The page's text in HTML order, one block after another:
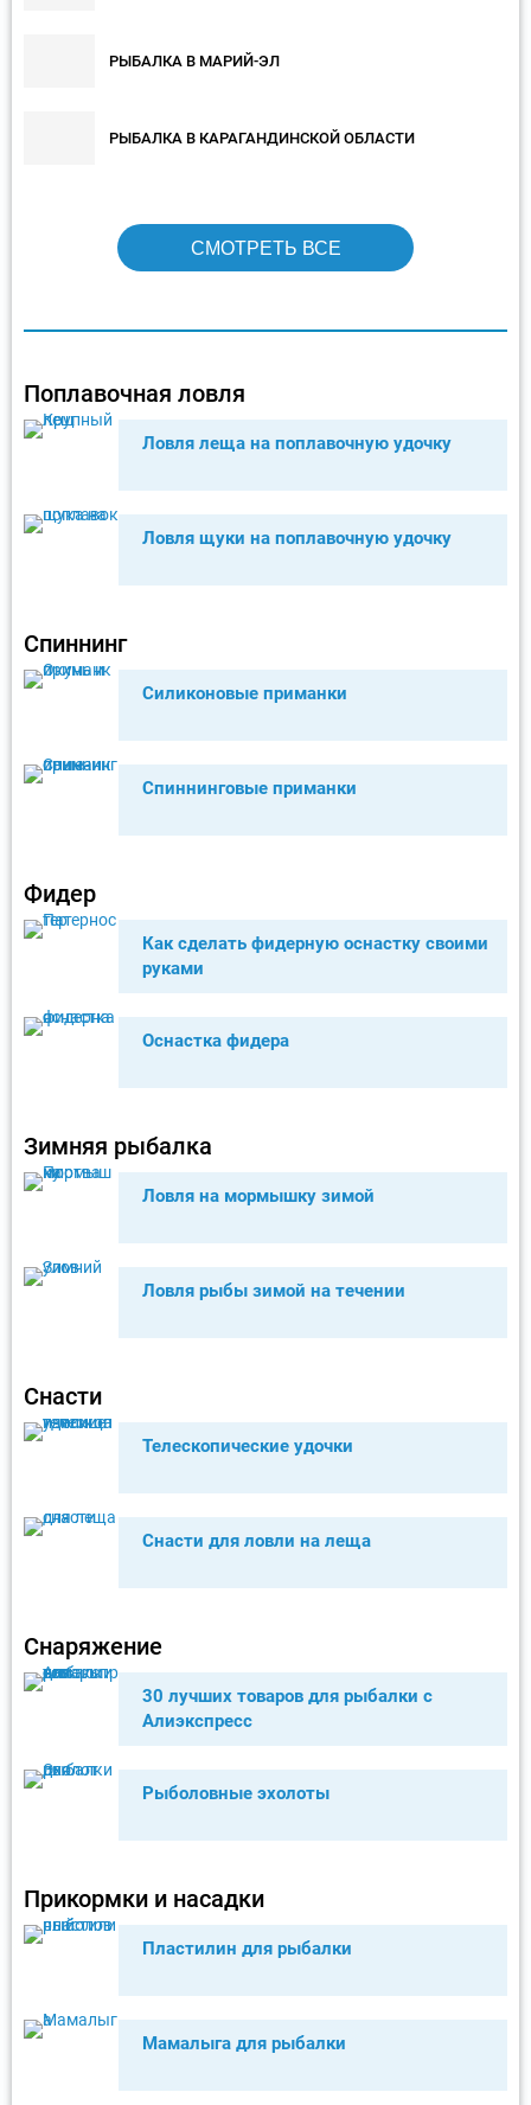
РЫБАЛКА В МАРИЙ-ЭЛ
РЫБАЛКА В КАРАГАНДИНСКОЙ ОБЛАСТИ
СМОТРЕТЬ ВСЕ
Поплавочная ловля
Ловля леща на поплавочную удочку
Ловля щуки на поплавочную удочку
Спиннинг
Силиконовые приманки
Спиннинговые приманки
Фидер
Как сделать фидерную оснастку своими
руками
Оснастка фидера
Зимняя рыбалка
Ловля на мормышку зимой
Ловля рыбы зимой на течении
Снасти
Телескопические удочки
Снасти для ловли на леща
Снаряжение
30 лучших товаров для рыбалки с
Алиэкспресс
Рыболовные эхолоты
Прикормки и насадки
Пластилин для рыбалки
Мамалыга для рыбалки